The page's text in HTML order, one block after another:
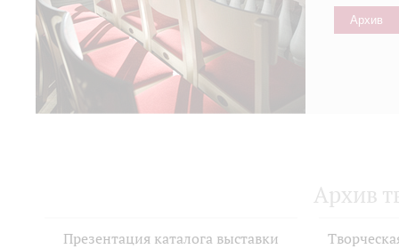
Архив
Архив
Презентация каталога выставки